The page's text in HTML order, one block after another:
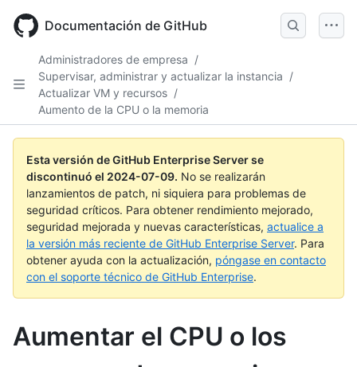
main
Documentación de GitHub
Administradores de empresa /
Supervisar, administrar y actualizar la instancia /
Actualizar VM y recursos /
Aumento de la CPU o la memoria
Esta versión de GitHub Enterprise Server se
discontinuó el 2024-07-09. No se realizarán
lanzamientos de patch, ni siquiera para problemas de
seguridad críticos. Para obtener rendimiento mejorado,
seguridad mejorada y nuevas características, actualice a
la versión más reciente de GitHub Enterprise Server. Para
obtener ayuda con la actualización, póngase en contacto
con el soporte técnico de GitHub Enterprise.
Aumentar el CPU o los